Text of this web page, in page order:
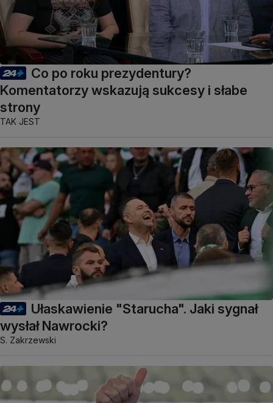
Co po roku prezydentury?
Komentatorzy wskazują sukcesy i słabe
strony
TAK JEST
Ułaskawienie "Starucha". Jaki sygnał
wysłał Nawrocki?
S. Zakrzewski